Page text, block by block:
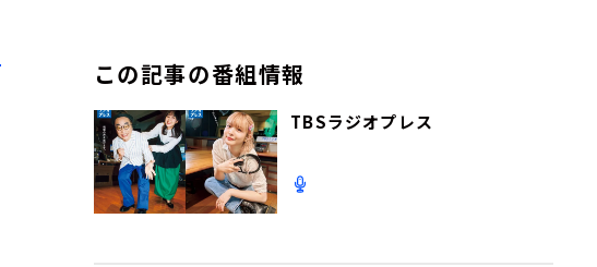
この記事の番組情報
TBSラジオプレス